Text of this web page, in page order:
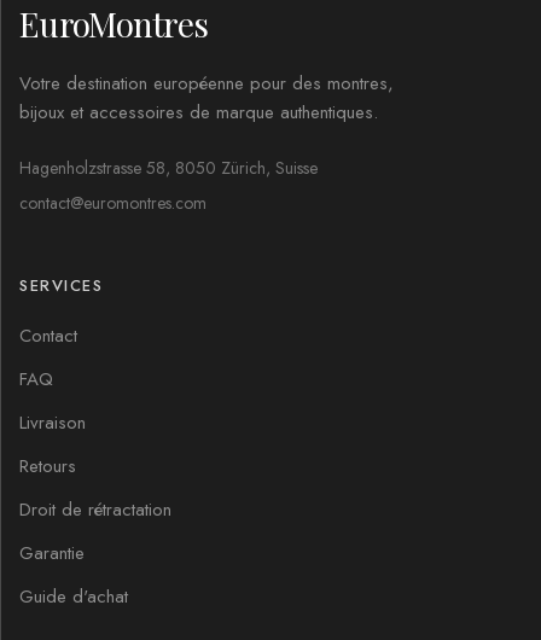
EuroMontres
Votre destination européenne pour des montres,
bijoux et accessoires de marque authentiques.
Hagenholzstrasse 58, 8050 Zürich, Suisse
contact@euromontres.com
SERVICES
Contact
FAQ
Livraison
Retours
Droit de rétractation
Garantie
Guide d'achat